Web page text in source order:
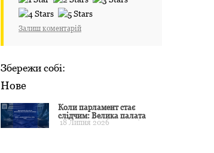
Залиш коментарій
Збережи собі:
Нове
Коли парламент стає
слідчим: Велика палата
ЄСПЛ окреслила межі
18 Липня 2026